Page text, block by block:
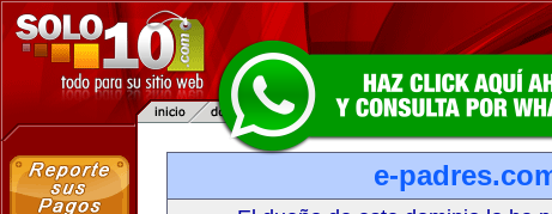
e-